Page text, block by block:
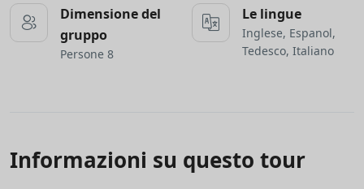
Dimensione del
gruppo
Persone 8
Le lingue
Inglese, Espanol,
Tedesco, Italiano
Informazioni su questo tour